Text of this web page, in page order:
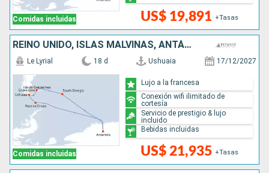
Comidas incluidas US$ 19,891 +Tasas
REINO UNIDO, ISLAS MALVINAS, ANTÁRTICO, ARGENTINA
Comidas incluidas
Le Lyrial 18 d Ushuaia 17/12/2027
US$ 21,935 +Tasas
Lujo a la francesa
Conexión wifi ilimitado de
cortesía
Servicio de prestigio & lujo
incluido
Bebidas incluidas